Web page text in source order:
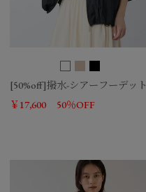
[50%off]撥水-シアーフーデッ
￥17,600
50％OFF